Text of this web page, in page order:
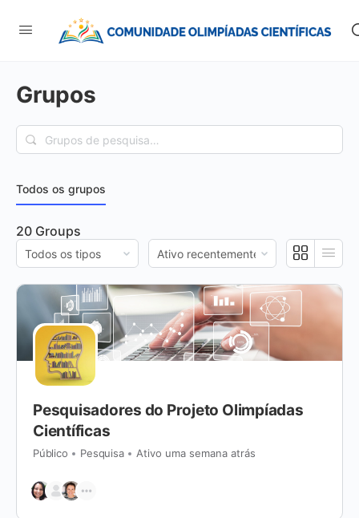
Grupos
Grupos
de
Todos os grupos
20 Groups
Ordenar
por:
Ordenar
por:
Pesquisadores do Projeto Olimpíadas
Científicas
Público Pesquisa Ativo uma semana atrás